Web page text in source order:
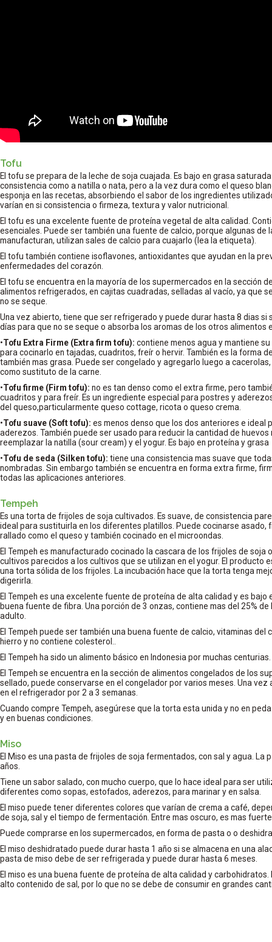
Tofu
El tofu se prepara de la leche de soja cuajada. Es bajo en grasa
consistencia como a natilla o nata, pero a la vez dura como el queso
esponja en las recetas, absorbiendo el sabor de los ingredientes
varían en si consistencia o firmeza, textura y valor nutricional.
El tofu es una excelente fuente de proteína vegetal de alta calidad.
esenciales. Puede ser también una fuente de calcio, porque algunas de
manufacturan, utilizan sales de calcio para cuajarlo (lea la etiqueta).
El tofu también contiene isoflavones, antioxidantes que ayudan en la
enfermedades del corazón.
El tofu se encuentra en la mayoría de los supermercados en la sección
alimentos refrigerados, en cajitas cuadradas, selladas al vacío, ya que
no se seque.
Una vez abierto, tiene que ser refrigerado y puede durar hasta 8 dias si
días para que no se seque o absorba los aromas de los otros alimentos
•Tofu Extra Firme (Extra firm tofu): contiene menos agua y mantiene
para cocinarlo en tajadas, cuadritos, freír o hervir. También es la forma
también mas grasa. Puede ser congelado y agregarlo luego a
como sustituto de la carne.
•Tofu firme (Firm tofu): no es tan denso como el extra firme, pero
cuadritos y para freír. Es un ingrediente especial para postres y
del queso,particularmente queso cottage, ricota o queso crema.
•Tofu suave (Soft tofu): es menos denso que los dos anteriores e ideal
aderezos. También puede ser usado para reducir la cantidad de
reemplazar la natilla (sour cream) y el yogur. Es bajo en proteína y grasa
•Tofu de seda (Silken tofu): tiene una consistencia mas suave que
nombradas. Sin embargo también se encuentra en forma extra firme,
todas las aplicaciones anteriores.
Tempeh
Es una torta de frijoles de soja cultivados. Es suave, de consistencia
ideal para sustituirla en los diferentes platillos. Puede cocinarse asado,
rallado como el queso y también cocinado en el microondas.
El Tempeh es manufacturado cocinado la cascara de los frijoles de soja
cultivos parecidos a los cultivos que se utilizan en el yogur. El producto
una torta sólida de los frijoles. La incubación hace que la torta tenga
digerirla.
El Tempeh es una excelente fuente de proteína de alta calidad y es bajo
buena fuente de fibra. Una porción de 3 onzas, contiene mas del 25%
adulto.
El Tempeh puede ser también una buena fuente de calcio, vitaminas del
hierro y no contiene colesterol..
El Tempeh ha sido un alimento básico en Indonesia por muchas centurias.
El Tempeh se encuentra en la sección de alimentos congelados de los
sellado, puede conservarse en el congelador por varios meses. Una
en el refrigerador por 2 a 3 semanas.
Cuando compre Tempeh, asegúrese que la torta esta unida y no en
y en buenas condiciones.
Miso
El Miso es una pasta de frijoles de soja fermentados, con sal y agua. La
años.
Tiene un sabor salado, con mucho cuerpo, que lo hace ideal para ser
diferentes como sopas, estofados, aderezos, para marinar y en salsa.
El miso puede tener diferentes colores que varían de crema a café,
de soja, sal y el tiempo de fermentación. Entre mas oscuro, es mas
Puede comprarse en los supermercados, en forma de pasta o o
El miso deshidratado puede durar hasta 1 año si se almacena en una
pasta de miso debe de ser refrigerada y puede durar hasta 6 meses.
El miso es una buena fuente de proteína de alta calidad y carbohidratos.
alto contenido de sal, por lo que no se debe de consumir en grandes